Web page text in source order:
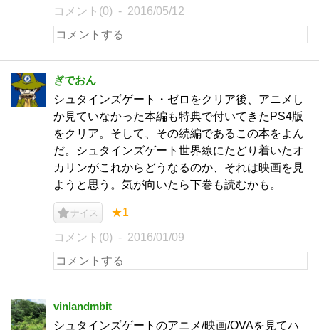
コメント(0) 2016/05/12
ぎでおん
シュタインズゲート・ゼロをクリア後、アニメし
か見ていなかった本編も特典で付いてきたPS4版
をクリア。そして、その続編であるこの本をよん
だ。シュタインズゲート世界線にたどり着いたオ
カリンがこれからどうなるのか、それは映画を見
ようと思う。気が向いたら下巻も読むかも。
ナイス ★1
コメント(0) 2016/01/09
vinlandmbit
シュタインズゲートのアニメ/映画/OVAを見てハ